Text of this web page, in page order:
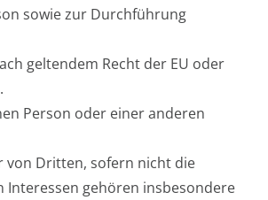
sowie zur Durchführung
geltendem Recht der EU oder
Person oder einer anderen
von Dritten, sofern nicht die
gehören insbesondere